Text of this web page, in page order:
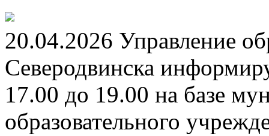
20.04.2026 Управление
Северодвинска
17.00 до 19.00 на базе
образовательного